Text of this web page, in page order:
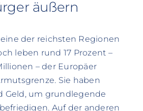
äußern
der reichsten Regionen
leben rund 17 Prozent –
– der Europäer
Sie haben
Geld, um grundlegende
Auf der anderen